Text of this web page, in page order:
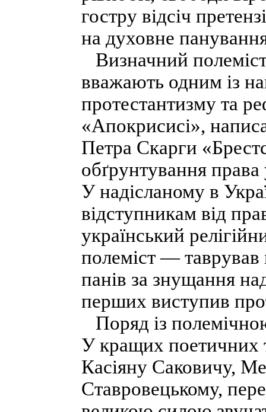
гостру відсіч
на духовне
Визначний
вважають одним із
протестантизму та
«Апокрисисі»,
Петра Скарги
обґрунтування права
У надісланому в
відступникам від
український
полеміст — таврував
панів за знущання
перших виступив
Поряд із
У кращих поетичних
Касіяну Саковичу,
Ставровецькому,